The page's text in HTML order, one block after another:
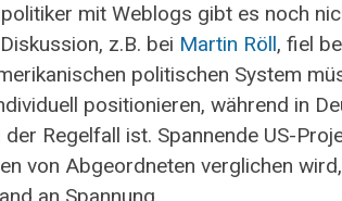
mit Weblogs gibt es noch
z.B. bei Martin Röll, fiel
politischen System
positionieren, während in
Regelfall ist. Spannende US-
von Abgeordneten verglichen